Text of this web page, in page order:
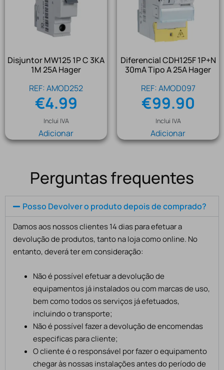
Disjuntor MW125 1P C 3KA
1M 25A Hager
REF: AMOD252
€4.99
Inclui IVA
Adicionar
Diferencial CDH125F 1P+N
30mA Tipo A 25A Hager
REF: AMOD097
€99.90
Inclui IVA
Adicionar
Perguntas frequentes
Posso Devolver o produto depois de comprado?
Damos aos nossos clientes 14 dias para efetuar a
devolução de produtos, tanto na loja como online. No
entanto, deverá ter em consideração:
Não é possível efetuar a devolução de
equipamentos já instalados ou com marcas de uso,
bem como todos os serviços já efetuados,
incluindo o transporte;
Não é possível fazer a devolução de encomendas
especificas para cliente;
O cliente é o responsável por fazer o equipamento
chegar às nossas instalações antes do período de